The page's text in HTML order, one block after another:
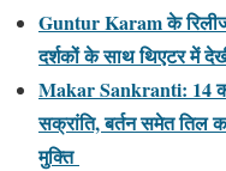
Guntur Karam के
दर्शकों के साथ थिएटर में
Makar Sankranti: 14
सक्रांति, बर्तन समेत तिल
मुक्ति